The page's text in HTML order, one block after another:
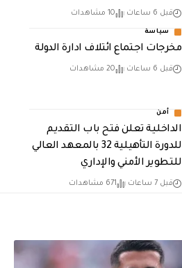
قبل 6 ساعات 10 مشاهدات
سياسة
مخرجات اجتماع ائتلاف ادارة الدولة
قبل 6 ساعات 20 مشاهدات
أمن
الداخلية تعلن فتح باب التقديم
للدورة التأهيلية 32 بالمعهد العالي
للتطوير الأمني والإداري
قبل 7 ساعات 671 مشاهدات